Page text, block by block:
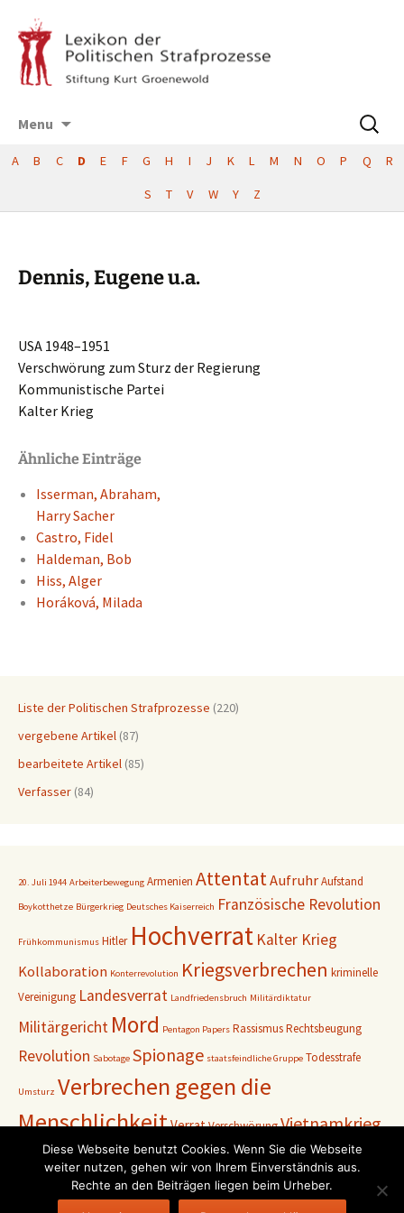
Menu
content
Suchen
nach:
A B C D E F G H I J K L M N O P Q R
S T V W Y Z
Dennis, Eugene u.a.
USA 1948–1951
Verschwö­rung zum Sturz der Regierung
Kommu­nis­ti­sche Partei
Kalter Krieg
Ähnliche Einträge
Isser­man, Abraham,
Harry Sacher
Castro, Fidel
Halde­man, Bob
Hiss, Alger
Horáko­vá, Milada
Liste der Politischen Strafprozesse (220)
vergebene Artikel (87)
bearbeitete Artikel (85)
Verfasser (84)
20. Juli 1944 Arbeiterbewegung Armenien AttentatAufruhrAufstand
Boykotthetze Bürgerkrieg Deutsches Kaiserreich Französische Revolution
Frühkommunismus Hitler Hochverrat Kalter Krieg
Kollaboration Konterrevolution Kriegsverbrechen kriminelle
Vereinigung Landesverrat Landfriedensbruch Militärdiktatur
Militärgericht Mord Pentagon Papers RassismusRechtsbeugung
Revolution Sabotage Spionage staatsfeindliche Gruppe Todesstrafe
Umsturz Verbrechen gegen die
MenschlichkeitVerratVerschwörungVietnamkrieg
Volksgerichtshof Vormärz Weimarer RepublikZweiter
Weltkrieg
Diese Webseite benutzt Cookies. Wenn Sie die Webseite
weiter nutzen, gehen wir von Ihrem Einverständnis aus.
Rechte an den Beiträgen liegen beim Urheber.